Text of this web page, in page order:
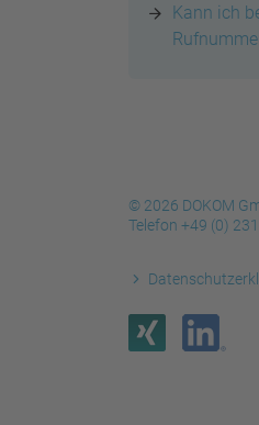
Kann ich
© 2026 DOKOM
Telefon +49 (0)